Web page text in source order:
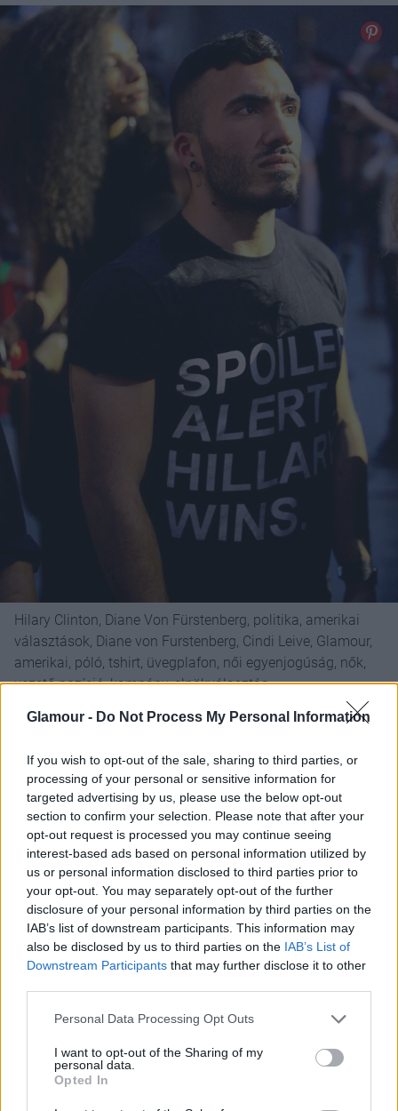
Glamour - Do Not Process My Personal Information
If you wish to opt-out of the sale, sharing to third parties, or
processing of your personal or sensitive information for
targeted advertising by us, please use the below opt-out
section to confirm your selection. Please note that after your
opt-out request is processed you may continue seeing
interest-based ads based on personal information utilized by
us or personal information disclosed to third parties prior to
your opt-out. You may separately opt-out of the further
disclosure of your personal information by third parties on the
IAB’s list of downstream participants. This information may
also be disclosed by us to third parties on the IAB’s List of
Downstream Participants that may further disclose it to other
Please note that this website/app uses one or more Google
not limited to your visit or usage behaviour. You may click to
grant or deny consent to Google and its third-party tags to
use your data for below specified purposes in below Google
consent section.
Personal Data Processing Opt Outs
I want to opt-out of the Sharing of my
personal data.
Opted In
Hilary Clinton, Diane Von Fürstenberg, politika, amerikai
választások, Diane von Furstenberg, Cindi Leive, Glamour,
amerikai, póló, tshirt, üvegplafon, női egyenjogúság, nők,
vezető pozíció, kampány, elnökválasztás
figyelni, hogy tegnap a Duggal Greenhouse-ban
hogyan ünnepelte Mrs. Clinton, hogy négy hónapnyi
küzdelem után sikerült bebiztosítania, hogy ő legyen
a Demokrata Párt elnökjelöltje. "Lehet, hogy ezt így
este nem nagyon lehet látni, de most mindannyian
egy üvegplafon alatt állunk."- kezdte a beszédét az
amerikai elnökjelölt, és a tömeg ovációba kezdett.
Igazi trend lett az interneten ez a sokak
megfogalmazása szerint történelmi jelentőségű
tény. Női elnök lehet Amerikában?
"Én Bernie fan vagyok, de engem is teljesen